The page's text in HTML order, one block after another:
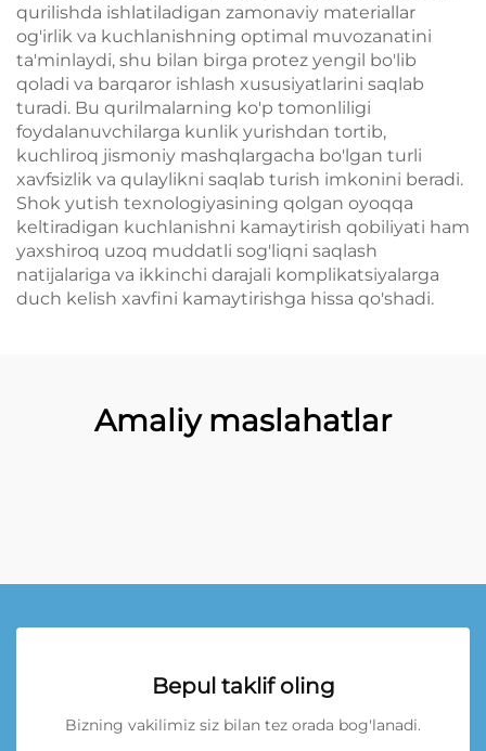
qurilishda ishlatiladigan zamonaviy materiallar
og'irlik va kuchlanishning optimal muvozanatini
ta'minlaydi, shu bilan birga protez yengil bo'lib
qoladi va barqaror ishlash xususiyatlarini saqlab
turadi. Bu qurilmalarning ko'p tomonliligi
foydalanuvchilarga kunlik yurishdan tortib,
kuchliroq jismoniy mashqlargacha bo'lgan turli
xavfsizlik va qulaylikni saqlab turish imkonini beradi.
Shok yutish texnologiyasining qolgan oyoqqa
keltiradigan kuchlanishni kamaytirish qobiliyati ham
yaxshiroq uzoq muddatli sog'liqni saqlash
natijalariga va ikkinchi darajali komplikatsiyalarga
duch kelish xavfini kamaytirishga hissa qo'shadi.
Amaliy maslahatlar
Bepul taklif oling
Bizning vakilimiz siz bilan tez orada bog'lanadi.